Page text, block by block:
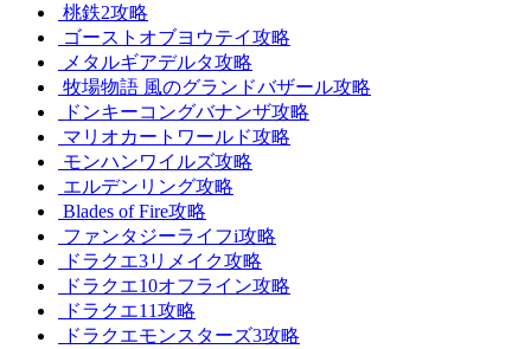
桃鉄2攻略
ゴーストオブヨウテイ攻略
メタルギアデルタ攻略
牧場物語 風のグランドバザール攻略
ドンキーコングバナンザ攻略
マリオカートワールド攻略
モンハンワイルズ攻略
エルデンリング攻略
Blades of Fire攻略
ファンタジーライフi攻略
ドラクエ3リメイク攻略
ドラクエ10オフライン攻略
ドラクエ11攻略
ドラクエモンスターズ3攻略